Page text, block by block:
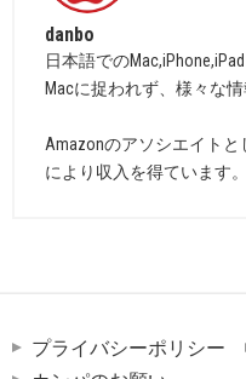
danbo
日本語での
Macに捉われず、様々な
Amazonのアソシエイト
により収入を得ています。
プライバシーポリシー